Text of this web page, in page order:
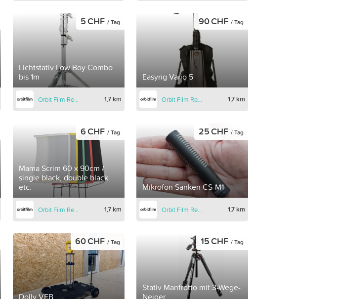
Lichtstativ Low Boy Combo
bis 1m
5 CHF / Tag
Orbit Film Rental 1,7 km
Easyrig Vario 5
90 CHF / Tag
Orbit Film Rental 1,7 km
Mama Scrim 60 x 90cm /
single black, double black
etc.
6 CHF / Tag
Orbit Film Rental 1,7 km
Mikrofon Sanken CS-M1
25 CHF / Tag
Orbit Film Rental 1,7 km
Dolly VFB
60 CHF / Tag
Stativ Manfrotto mit 3-Wege-
Neiger
15 CHF / Tag